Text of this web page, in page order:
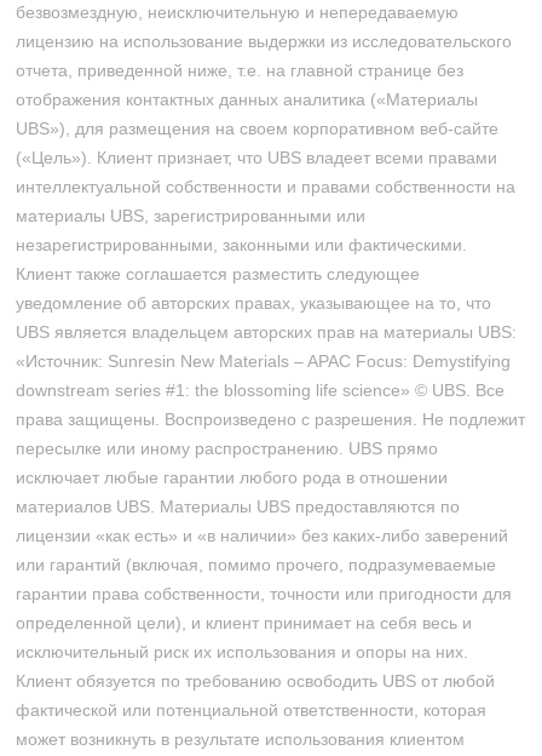
безвозмездную, неисключительную и непередаваемую
лицензию на использование выдержки из исследовательского
отчета, приведенной ниже, т.е. на главной странице без
отображения контактных данных аналитика («Материалы
UBS»), для размещения на своем корпоративном веб-сайте
(«Цель»). Клиент признает, что UBS владеет всеми правами
интеллектуальной собственности и правами собственности на
материалы UBS, зарегистрированными или
незарегистрированными, законными или фактическими.
Клиент также соглашается разместить следующее
уведомление об авторских правах, указывающее на то, что
UBS является владельцем авторских прав на материалы UBS:
«Источник: Sunresin New Materials – APAC Focus: Demystifying
downstream series #1: the blossoming life science» © UBS. Все
права защищены. Воспроизведено с разрешения. Не подлежит
пересылке или иному распространению. UBS прямо
исключает любые гарантии любого рода в отношении
материалов UBS. Материалы UBS предоставляются по
лицензии «как есть» и «в наличии» без каких-либо заверений
или гарантий (включая, помимо прочего, подразумеваемые
гарантии права собственности, точности или пригодности для
определенной цели), и клиент принимает на себя весь и
исключительный риск их использования и опоры на них.
Клиент обязуется по требованию освободить UBS от любой
фактической или потенциальной ответственности, которая
может возникнуть в результате использования клиентом